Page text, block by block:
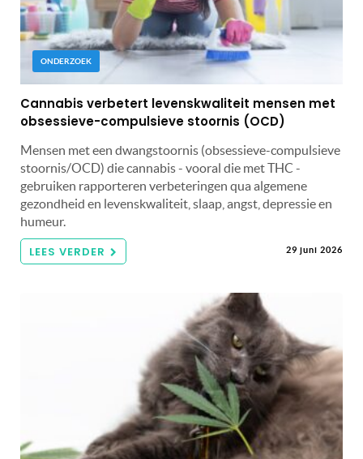
ONDERZOEK
Cannabis verbetert levenskwaliteit mensen met
obsessieve-compulsieve stoornis (OCD)
Mensen met een dwangstoornis (obsessieve-compulsieve
stoornis/OCD) die cannabis - vooral die met THC -
gebruiken rapporteren verbeteringen qua algemene
gezondheid en levenskwaliteit, slaap, angst, depressie en
humeur.
LEES VERDER 29 juni 2026